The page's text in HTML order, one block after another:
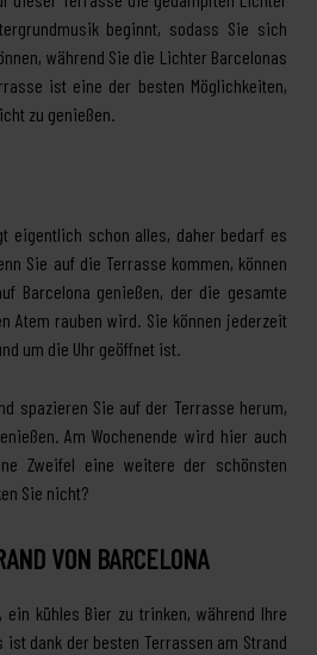
beginnt, sodass Sie sich
während Sie die Lichter Barcelonas
ist eine der besten Möglichkeiten,
zu genießen.
eigentlich schon alles, daher bedarf es
Sie auf die Terrasse kommen, können
Barcelona genießen, der die gesamte
Atem rauben wird. Sie können jederzeit
um die Uhr geöffnet ist.
spazieren Sie auf der Terrasse herum,
Am Wochenende wird hier auch
Zweifel eine weitere der schönsten
Sie nicht?
VON BARCELONA
ein kühles Bier zu trinken, während Ihre
ist dank der besten Terrassen am Strand